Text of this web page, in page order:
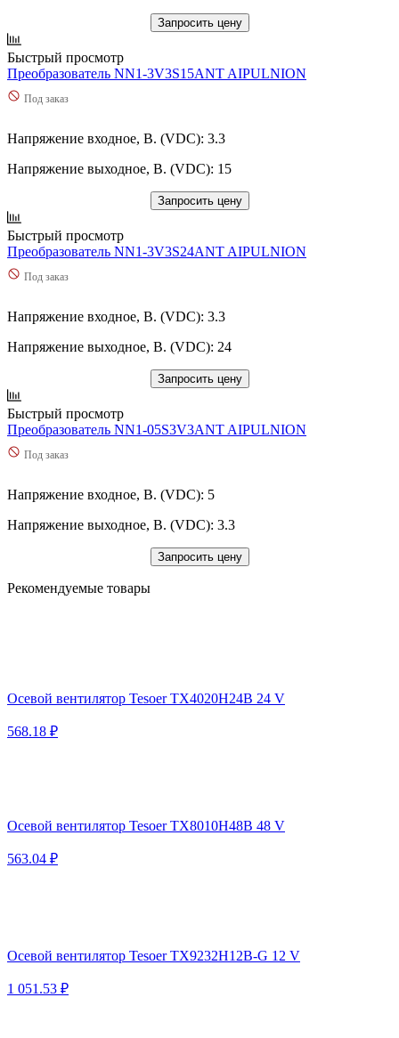
Запросить цену
Быстрый просмотр
Преобразователь NN1-3V3S15ANT AIPULNION
Под заказ
Напряжение входное, В. (VDC): 3.3
Напряжение выходное, В. (VDC): 15
Запросить цену
Быстрый просмотр
Преобразователь NN1-3V3S24ANT AIPULNION
Под заказ
Напряжение входное, В. (VDC): 3.3
Напряжение выходное, В. (VDC): 24
Запросить цену
Быстрый просмотр
Преобразователь NN1-05S3V3ANT AIPULNION
Под заказ
Напряжение входное, В. (VDC): 5
Напряжение выходное, В. (VDC): 3.3
Запросить цену
Рекомендуемые товары
Осевой вентилятор Tesoer TX4020H24B 24 V
568.18 ₽
Осевой вентилятор Tesoer TX8010H48B 48 V
563.04 ₽
Осевой вентилятор Tesoer TX9232H12B-G 12 V
1 051.53 ₽